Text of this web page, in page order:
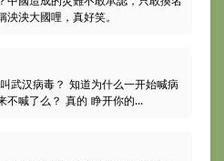
泱大國哩，真好笑。
武汉病毒？ 知道为什么一开始喊病
不喊了么？ 真的 睁开你的...